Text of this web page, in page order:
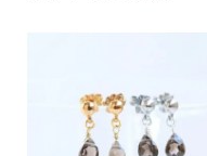
ピアスチャーム